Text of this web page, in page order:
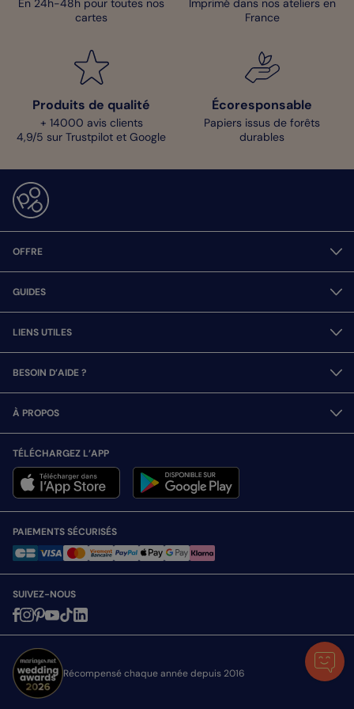
En 24h-48h pour toutes nos
cartes
Imprimé dans nos ateliers en
France
Produits de qualité
+ 14000 avis clients
4,9/5 sur Trustpilot et Google
Écoresponsable
Papiers issus de forêts
durables
OFFRE
GUIDES
LIENS UTILES
BESOIN D’AIDE ?
À PROPOS
TÉLÉCHARGEZ L’APP
PAIEMENTS SÉCURISÉS
SUIVEZ-NOUS
Récompensé chaque année depuis 2016